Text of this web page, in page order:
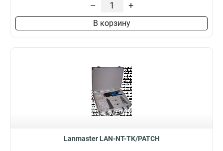
– +
В корзину
Lanmaster LAN-NT-TK/PATCH